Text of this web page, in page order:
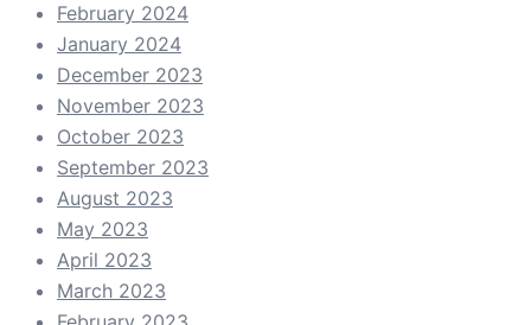
February 2024
January 2024
December 2023
November 2023
October 2023
September 2023
August 2023
May 2023
April 2023
March 2023